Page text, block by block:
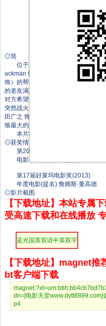
斯维特兰娜·库德钦科娃
◎简 介
位于加拿大的深山老林，背负着永
ackman 饰）隐居于此。在一次与猎
饰）的帮助。雪生是罗根二战期间的
的老友渴望死去之间再见罗根一面。
对方希望他能够保护自己的孙女真理
突然战火点燃。罗根在雪生的帮助下
田广之 饰）似乎另有所图。逃亡途
狼最大的危机降临……
本片根据弗兰克·米勒（Frank
◎获奖情况
第20届美国演员工会奖(2014)
电影最佳特技群戏(提名)
第17届好莱坞电影奖(2013)
年度电影(提名) 詹姆斯·曼高德
◎影片截图
【下载地址】本站专属
受高速下载和在线播放
蓝光国英双语中英双字
【下载地址】magnet
bt客户端下载
dn=[电影天堂
p4